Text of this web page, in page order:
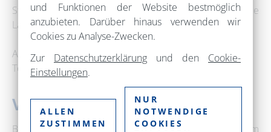
Stile seines großen Vorbildes Heinz Erhardt, die
Lachmuskeln der Zuschauer!
Anmeldung wird empfohlen!
Tel.-Nr.: 033369 539321
Veranstaltungsort
Bugsalon des Seitenraddampfers RIESA am
und Funktionen der Website bestmöglich
anzubieten. Darüber hinaus verwenden wir
Cookies zu Analyse-Zwecken.
Zur Datenschutzerklärung und den Cookie-
Einstellungen.
ALLEN
ZUSTIMMEN
NUR
NOTWENDIGE
COOKIES